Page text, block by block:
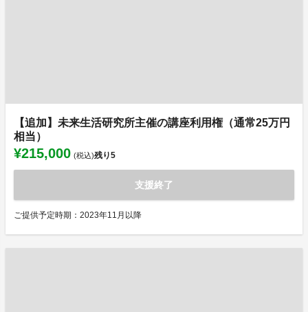
【追加】未来生活研究所主催の講座利用権（通常25万円
相当）
¥215,000 (税込)残り5
支援終了
ご提供予定時期：2023年11月以降